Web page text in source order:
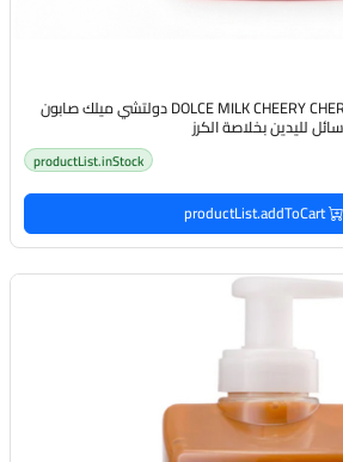
DOLCE MILK CHEERY CHERRY LIQUID SOAP 300ml دولتشي ميلك صابون
سائل لليدين بخلاصة الكرز
productList.inStock
productList.addToCart